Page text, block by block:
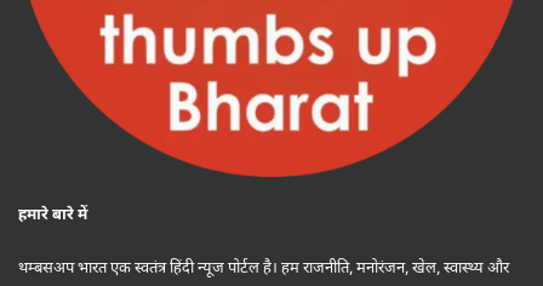
हमारे बारे में
थम्बसअप भारत एक स्वतंत्र हिंदी न्यूज पोर्टल है। हम राजनीति, मनोरंजन, खेल, स्वास्थ्य और